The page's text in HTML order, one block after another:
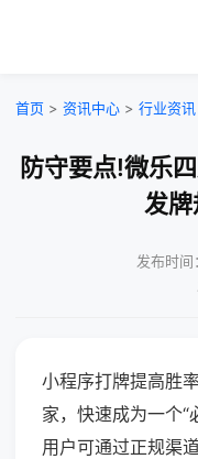
首页 > 资讯中心 > 行业资讯
防守要点!微乐
发
发布时
小程序打牌提高胜
家，快速成为一个“
用户可通过正规渠